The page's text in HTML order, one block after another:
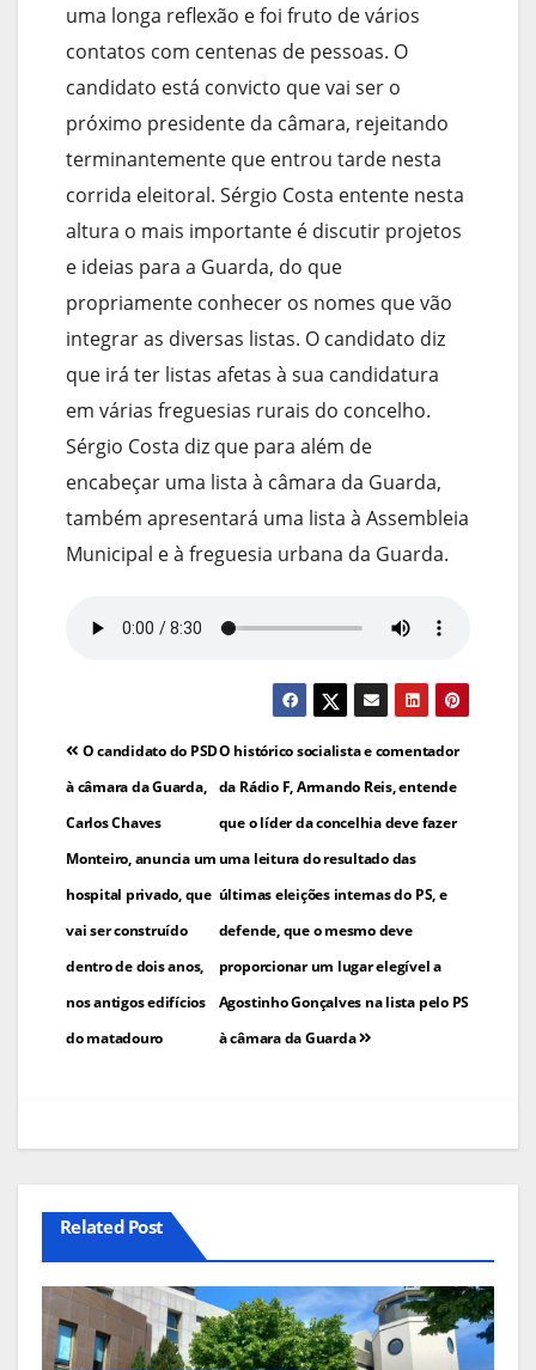
uma longa reflexão e foi fruto de vários
contatos com centenas de pessoas. O
candidato está convicto que vai ser o
próximo presidente da câmara, rejeitando
terminantemente que entrou tarde nesta
corrida eleitoral. Sérgio Costa entente nesta
altura o mais importante é discutir projetos
e ideias para a Guarda, do que
propriamente conhecer os nomes que vão
integrar as diversas listas. O candidato diz
que irá ter listas afetas à sua candidatura
em várias freguesias rurais do concelho.
Sérgio Costa diz que para além de
encabeçar uma lista à câmara da Guarda,
também apresentará uma lista à Assembleia
Municipal e à freguesia urbana da Guarda.
Navegação
de
artigos
O histórico socialista e comentador
da Rádio F, Armando Reis, entende
que o líder da concelhia deve fazer
uma leitura do resultado das
últimas eleições internas do PS, e
defende, que o mesmo deve
proporcionar um lugar elegível a
Agostinho Gonçalves na lista pelo PS
à câmara da Guarda
O candidato do PSD
à câmara da Guarda,
Carlos Chaves
Monteiro, anuncia um
hospital privado, que
vai ser construído
dentro de dois anos,
nos antigos edifícios
do matadouro
Related Post